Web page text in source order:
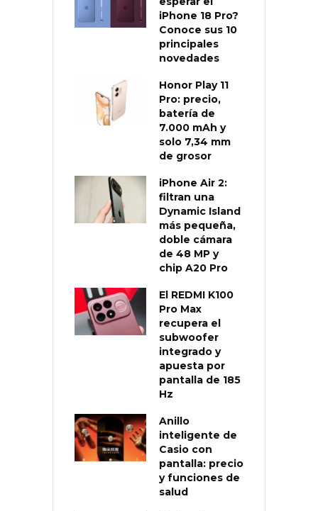
iPhone 18 Pro?
Conoce sus 10
principales
novedades
Honor Play 11
Pro: precio,
batería de
7.000 mAh y
solo 7,34 mm
de grosor
iPhone Air 2:
filtran una
Dynamic Island
más pequeña,
doble cámara
de 48 MP y
chip A20 Pro
El REDMI K100
Pro Max
recupera el
subwoofer
integrado y
apuesta por
pantalla de 185
Hz
Anillo
inteligente de
Casio con
pantalla: precio
y funciones de
salud